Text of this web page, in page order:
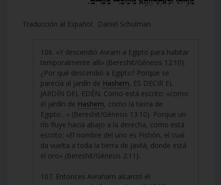
Traducción al Español: Daniel Schulman
106. «Y descendió Avram a Egipto para habitar
temporalmente allí» (Bereshit/Génesis 12:10).
¿Por qué descendió a Egipto? Porque se
parecía al jardín de Hashem, ES DECIR EL
JARDÍN DEL EDÉN. Como está escrito: «como
el jardín de Hashem, como la tierra de
Egipto…» (Bereshit/Génesis 13:10). Porque un
río fluye hacia abajo a la derecha, como está
escrito: «El nombre del uno es Pishón, el cual
da vuelta a toda la tierra de Javilá, donde está
el oro» (Bereshit/Génesis 2:11).
107. Entonces Avraham alcanzó el